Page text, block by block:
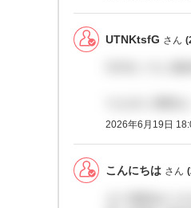
UTNKtsfG さん
5月末ごろに
2026年6月19日
こんにちは さん